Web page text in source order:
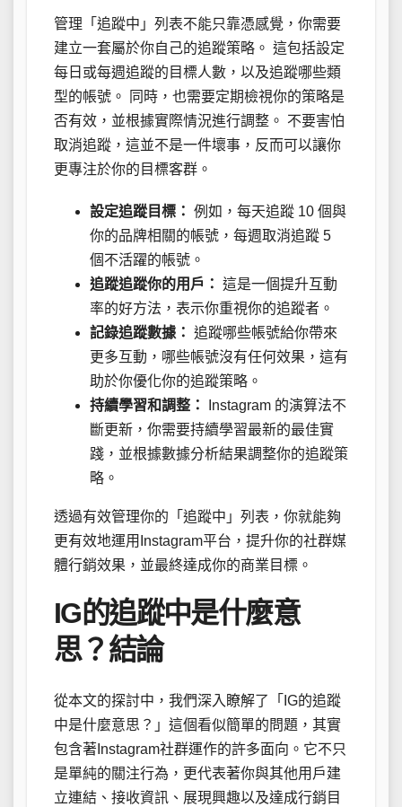
管理「追蹤中」列表不能只靠憑感覺，你需要
建立一套屬於你自己的追蹤策略。 這包括設定
每日或每週追蹤的目標人數，以及追蹤哪些類
型的帳號。 同時，也需要定期檢視你的策略是
否有效，並根據實際情況進行調整。 不要害怕
取消追蹤，這並不是一件壞事，反而可以讓你
更專注於你的目標客群。
設定追蹤目標： 例如，每天追蹤 10 個與
你的品牌相關的帳號，每週取消追蹤 5
個不活躍的帳號。
追蹤追蹤你的用戶： 這是一個提升互動
率的好方法，表示你重視你的追蹤者。
記錄追蹤數據： 追蹤哪些帳號給你帶來
更多互動，哪些帳號沒有任何效果，這有
助於你優化你的追蹤策略。
持續學習和調整：
Instagram 的演算法不
斷更新，你需要持續學習最新的最佳實
踐，並根據數據分析結果調整你的追蹤策
略。
透過有效管理你的「追蹤中」列表，你就能夠
更有效地運用Instagram平台，提升你的社群媒
體行銷效果，並最終達成你的商業目標。
IG的追蹤中是什麼意
思？結論
從本文的探討中，我們深入瞭解了「IG的追蹤
中是什麼意思？」這個看似簡單的問題，其實
包含著Instagram社群運作的許多面向。它不只
是單純的關注行為，更代表著你與其他用戶建
立連結、接收資訊、展現興趣以及達成行銷目